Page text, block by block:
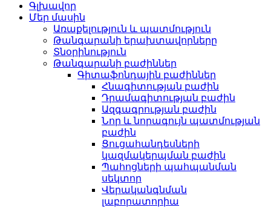
Գլխավոր
Մեր մասին
Առաքելություն և պատմություն
Թանգարանի երախտավորները
Տնօրինություն
Թանգարանի բաժիններ
Գիտաֆոնդային բաժիններ
Հնագիտության բաժին
Դրամագիտության բաժին
Ազգագրության բաժին
Նոր և նորագույն պատմության
բաժին
Ցուցահանդեսների
կազմակերպման բաժին
Պահոցների պահպանման
սեկտոր
Վերականգնման
լաբորատորիա